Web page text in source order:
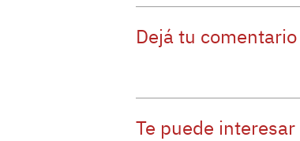
Dejá tu comentario
Te puede interesar